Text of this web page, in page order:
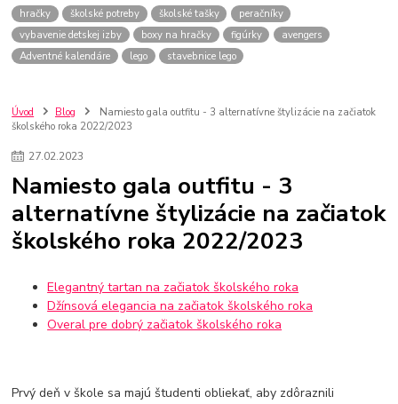
hračky školské potreby školské tašky
peračníky
vybavenie detskej izby
boxy na hračky figúrky
avengers
Adventné kalendáre
lego stavebnice lego
Úvod Blog
Namiesto gala outfitu - 3 alternatívne štylizácie na začiatok
školského roka 2022/2023
27.02.2023
Namiesto gala outfitu - 3
alternatívne štylizácie na začiatok
školského roka 2022/2023
Elegantný tartan na začiatok školského roka
Džínsová elegancia na začiatok školského roka
Overal pre dobrý začiatok školského roka
Prvý deň v škole sa majú študenti obliekať, aby zdôraznili